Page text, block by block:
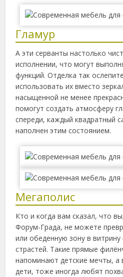
Гламур
А эти серванты настолько
исполнении, что могут
функций. Отделка так
использовать их вместо
насыщенной не менее
помогут создать атмосферу
спереди, каждый квадратный
наполнен этим состоянием.
Мегаполис
Кто и когда вам сказал, что
Форум-Града, не можете
или обеденную зону в витрину
страстей. Такие прямые
напоминают детские мечты, а
дети, тоже иногда любят